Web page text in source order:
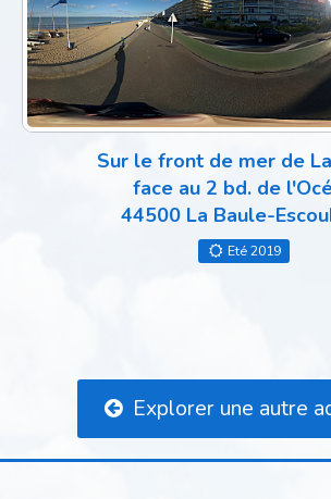
Sur le front de mer de
face au 2 bd. de
44500 La Baule-
Eté 2019
Explorer une autre